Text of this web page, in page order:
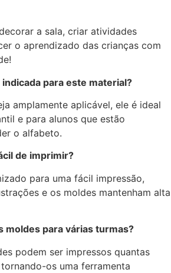
a sala, criar atividades
o aprendizado das crianças com
indicada para este material?
amplamente aplicável, ele é ideal
e para alunos que estão
o alfabeto.
de imprimir?
para uma fácil impressão,
e os moldes mantenham alta
moldes para várias turmas?
podem ser impressos quantas
os uma ferramenta